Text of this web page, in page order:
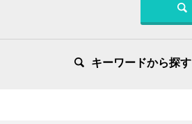
キーワードから探す